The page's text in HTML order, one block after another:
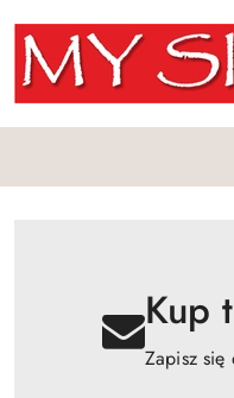
Przejdź do treści
Przejdź do
Przejdź do moje
Przejdź do menu
Przejdź do opisu
Przejdź do stopki
Kup
Zapisz się